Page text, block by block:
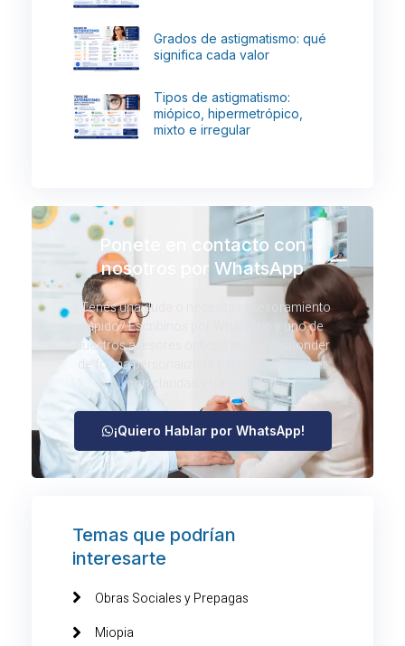
Grados de astigmatismo: qué
significa cada valor
Tipos de astigmatismo:
miópico, hipermetrópico,
mixto e irregular
Ponete en contacto con
nosotros por WhatsApp
¿Tenés una duda o necesitás asesoramiento
rápido? Escribinos por WhatsApp y uno de
nuestros asesores ópticos te va a responder
de forma personalizada para ayudarte a ver
con claridad y tranquilidad.
¡Quiero Hablar por WhatsApp!
Temas que podrían
interesarte
Obras Sociales y Prepagas
Miopia